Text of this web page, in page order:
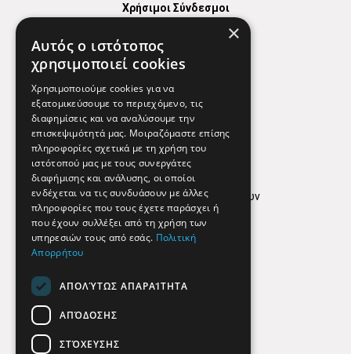
Χρήσιμοι Σύνδεσμοι
Χρήσιμα Τηλέφωνα
Εφημερεύοντα Φαρμακεία
Απόρρητο
Όροι Χρήσης
Πολιτική προστασίας δεδομένων
Findhere
Social Media
×
Αυτός ο ιστότοπος
χρησιμοποιεί cookies
Χρησιμοποιούμε cookies για να
εξατομικεύσουμε το περιεχόμενο, τις
διαφημίσεις και να αναλύσουμε την
επισκεψιμότητά μας. Μοιραζόμαστε επίσης
πληροφορίες σχετικά με τη χρήση του
ιστότοπού μας με τους συνεργάτες
διαφήμισης και ανάλυσης, οι οποίοι
ενδέχεται να τις συνδυάσουν με άλλες
πληροφορίες που τους έχετε παράσχει ή
που έχουν συλλέξει από τη χρήση των
υπηρεσιών τους από εσάς. Πολιτική
Απορρήτου
ΑΠΟΛΎΤΩΣ ΑΠΑΡΑΊΤΗΤΑ
ΑΠΌΔΟΣΗΣ
ΣΤΌΧΕΥΣΗΣ